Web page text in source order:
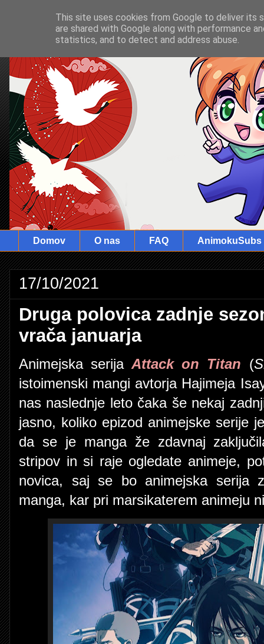
Domov O nas FAQ AnimokuSubs
17/10/2021
Druga polovica zadnje
vrača januarja
Animejska serijaAttack on Titan (
istoimenski mangi avtorja Hajimeja
nas naslednje leto čaka še nekaj
jasno, koliko epizod animejske serije
da se je manga že zdavnaj
stripov in si raje ogledate animeje,
novica, saj se bo animejska serija
manga, kar pri marsikaterem animeju
This site uses cookies from Google to deliver its
are shared with Google along with performance
statistics, and to detect and address abuse.